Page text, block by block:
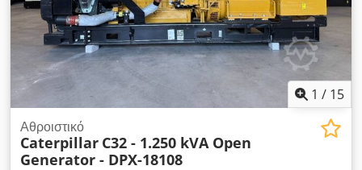
1 / 15
Αθροιστικό
Caterpillar C32 - 1.250 kVA Open
Generator - DPX-18108